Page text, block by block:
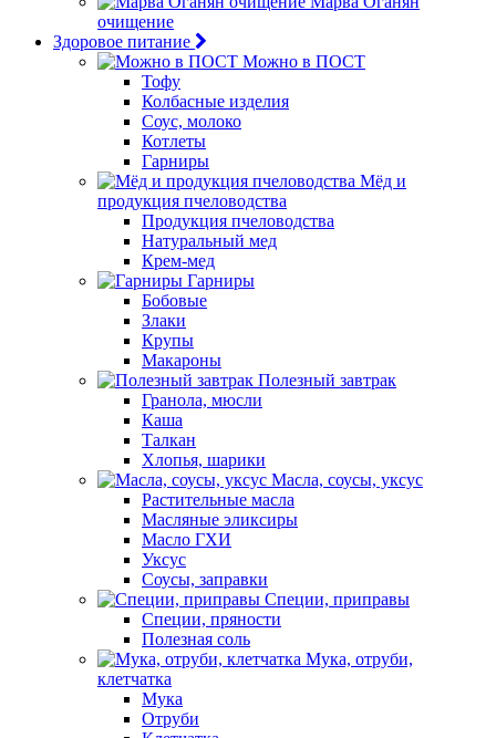
очищение
Здоровое питание
Можно в ПОСТ
Тофу
Колбасные изделия
Соус, молоко
Котлеты
Гарниры
Мёд и
продукция пчеловодства
Продукция пчеловодства
Натуральный мед
Крем-мед
Гарниры
Бобовые
Злаки
Крупы
Макароны
Полезный завтрак
Гранола, мюсли
Каша
Талкан
Хлопья, шарики
Масла, соусы, уксус
Растительные масла
Масляные эликсиры
Масло ГХИ
Уксус
Соусы, заправки
Специи, приправы
Специи, пряности
Полезная соль
Мука, отруби,
клетчатка
Мука
Отруби